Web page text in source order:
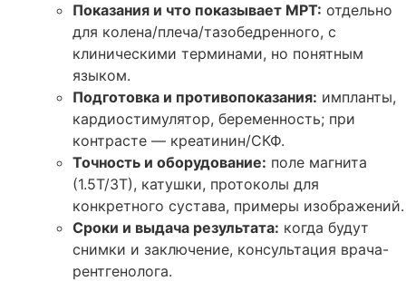
Показания и что показывает МРТ: отдельно
для колена/плеча/тазобедренного, с
клиническими терминами, но понятным
языком.
Подготовка и противопоказания: импланты,
кардиостимулятор, беременность; при
контрасте — креатинин/СКФ.
Точность и оборудование: поле магнита
(1.5Т/3Т), катушки, протоколы для
конкретного сустава, примеры изображений.
Сроки и выдача результата: когда будут
снимки и заключение, консультация врача-
рентгенолога.